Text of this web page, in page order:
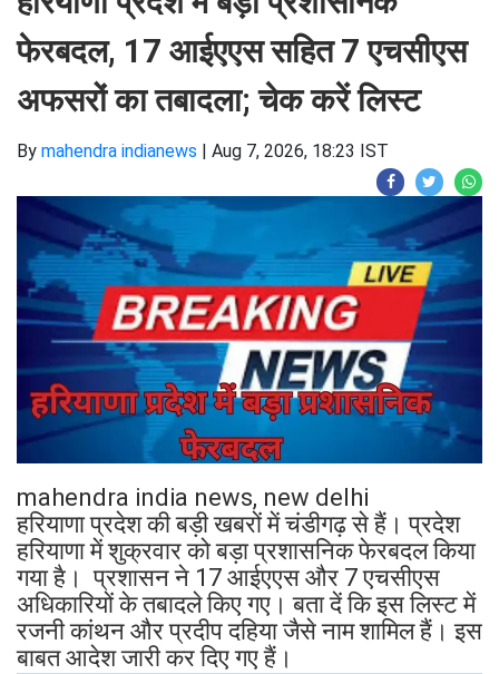
फेरबदल, 17 आईएएस सहित 7 एचसीएस
अफसरों का तबादला; चेक करें लिस्ट
By mahendra indianews | Aug 7, 2026, 18:23 IST
mahendra india news, new delhi
हरियाणा प्रदेश की बड़ी खबरों में चंडीगढ़ से हैं। प्रदेश
हरियाणा में शुक्रवार को बड़ा प्रशासनिक फेरबदल किया
गया है। प्रशासन ने 17 आईएएस और 7 एचसीएस
अधिकारियों के तबादले किए गए। बता दें कि इस लिस्ट में
रजनी कांथन और प्रदीप दहिया जैसे नाम शामिल हैं। इस
बाबत आदेश जारी कर दिए गए हैं।